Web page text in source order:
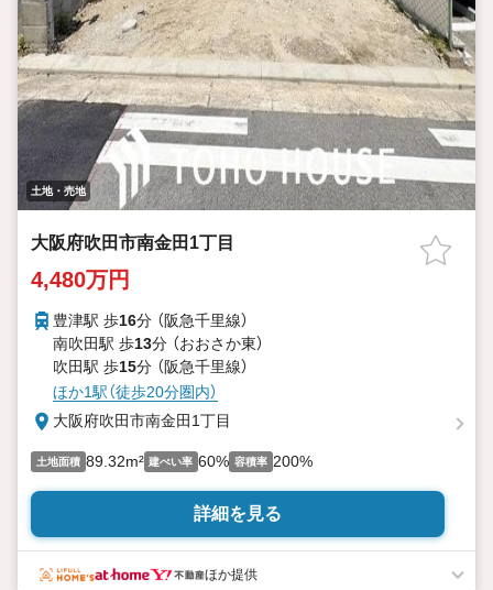
土地・売地
大阪府吹田市南金田1丁目
4,480万円
豊津駅 歩16分 （阪急千里線）
南吹田駅 歩13分 （おおさか東）
吹田駅 歩15分 （阪急千里線）
ほか1駅（徒歩20分圏内）
大阪府吹田市南金田1丁目
土地面積 89.32m² 建ぺい率 60% 容積率 200%
詳細を見る
ほか提供